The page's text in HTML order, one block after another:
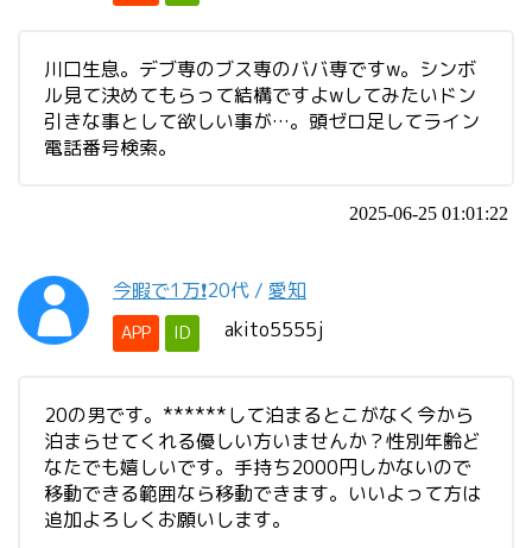
川口生息。デブ専のブス専のババ専ですw。シンボ
ル見て決めてもらって結構ですよwしてみたいドン
引きな事として欲しい事が…。頭ゼロ足してライン
電話番号検索。
2025-06-25 01:01:22
今暇で1万❗️20代 / 愛知
APP ID akito5555j
20の男です。******して泊まるとこがなく今から
泊まらせてくれる優しい方いませんか？性別年齢ど
なたでも嬉しいです。手持ち2000円しかないので
移動できる範囲なら移動できます。いいよって方は
追加よろしくお願いします。